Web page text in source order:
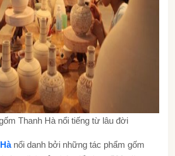
Thanh Hà nổi tiếng từ lâu đời
nổi danh bởi những tác phẩm gốm